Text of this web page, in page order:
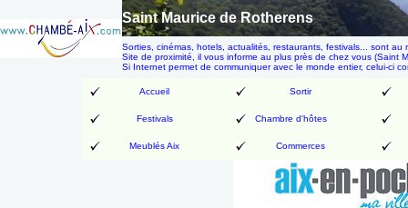
Saint Maurice de Rotherens
Sorties, cinémas, hotels, actualités, restaurants, festivals... sont
Site de proximité, il vous informe au plus près de chez vous (Saint
Si Internet permet de communiquer avec le monde entier, celui-ci
Accueil Sortir
Festivals Chambre d'hôtes
Meublés Aix Commerces